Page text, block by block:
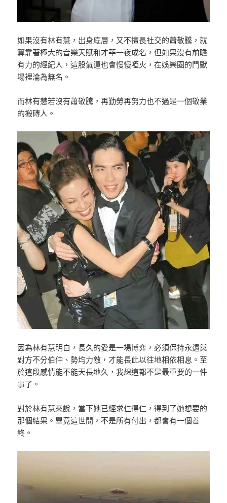
如果沒有林有慧，出身底層，又不擅長社交的蕭敬騰，就
算靠著極大的音樂天賦和才華一夜成名，但如果沒有前瞻
有力的經紀人，這股氣運也會慢慢啞火，在娛樂圈的鬥獸
場裡淪為無名。
而林有慧若沒有蕭敬騰，再勤勞再努力也不過是一個敬業
的搬磚人。
因為林有慧明白，長久的愛是一場博弈，必須保持永遠與
對方不分伯仲、勢均力敵，才能長此以往地相依相息。至
於這段感情能不能天長地久，我想這都不是最重要的一件
事了。
對於林有慧來說，當下她已經求仁得仁，得到了她想要的
那個結果。畢竟這世間，不是所有付出，都會有一個善
終。